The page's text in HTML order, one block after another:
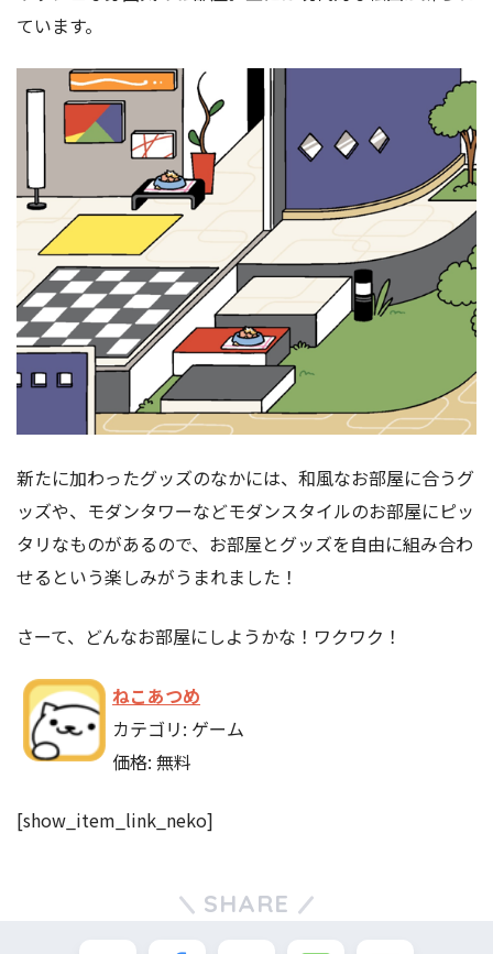
ています。
新たに加わったグッズのなかには、和風なお部屋に合うグ
ッズや、モダンタワーなどモダンスタイルのお部屋にピッ
タリなものがあるので、お部屋とグッズを自由に組み合わ
せるという楽しみがうまれました！
さーて、どんなお部屋にしようかな！ワクワク！
ねこあつめ
カテゴリ: ゲーム
価格: 無料
[show_item_link_neko]
SHARE